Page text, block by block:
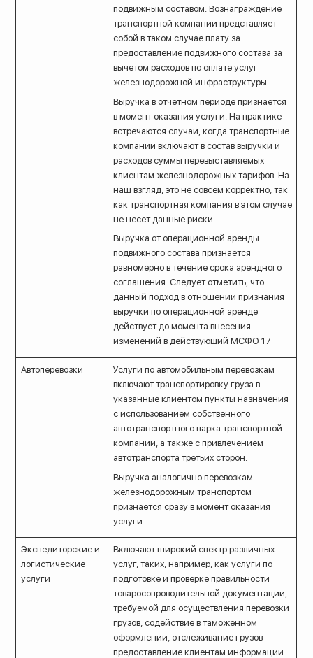
подвижным составом. Вознаграждение
транспортной компании представляет
собой в таком случае плату за
предоставление подвижного состава за
вычетом расходов по оплате услуг
железнодорожной инфраструктуры.
Выручка в отчетном периоде признается
в момент оказания услуги. На практике
встречаются случаи, когда транспортные
компании включают в состав выручки и
расходов суммы перевыставляемых
клиентам железнодорожных тарифов. На
наш взгляд, это не совсем корректно, так
как транспортная компания в этом случае
не несет данные риски.
Выручка от операционной аренды
подвижного состава признается
равномерно в течение срока арендного
соглашения. Следует отметить, что
данный подход в отношении признания
выручки по операционной аренде
действует до момента внесения
изменений в действующий МСФО 17
Автоперевозки
Услуги по автомобильным перевозкам
включают транспортировку груза в
указанные клиентом пункты назначения
с использованием собственного
автотранспортного парка транспортной
компании, а также с привлечением
автотранспорта третьих сторон.
Выручка аналогично перевозкам
железнодорожным транспортом
признается сразу в момент оказания
услуги
Экспедиторские и
логистические
услуги
Включают широкий спектр различных
услуг, таких, например, как услуги по
подготовке и проверке правильности
товаросопроводительной документации,
требуемой для осуществления перевозки
грузов, содействие в таможенном
оформлении, отслеживание грузов —
предоставление клиентам информации